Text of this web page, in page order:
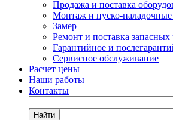
Продажа и поставка
Монтаж и пуско-
Замер
Ремонт и поставка запасных
Гарантийное и
Сервисное обслуживание
Расчет цены
Наши работы
Контакты
Найти